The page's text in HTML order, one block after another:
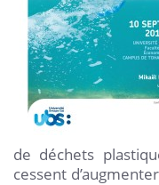
de déchets
cessent